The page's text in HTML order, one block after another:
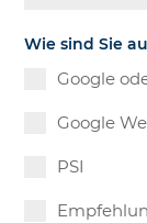
Wie sind Sie
Google
Google
PSI